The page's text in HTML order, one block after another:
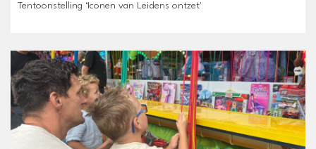
Tentoonstelling ‘Iconen van Leidens ontzet'